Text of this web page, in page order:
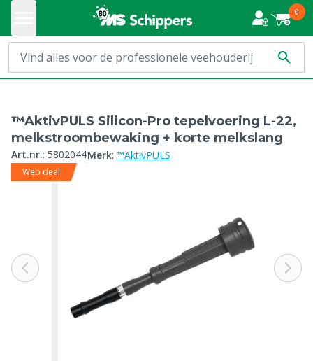
0
™AktivPULS Silicon-Pro tepelvoering L-22,
melkstroombewaking + korte melkslang
Art.nr.: 5802044Merk: ™AktivPULS
Web deal